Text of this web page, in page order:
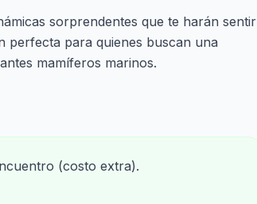
sorprendentes que te harán sentir
perfecta para quienes buscan una
mamíferos marinos.
(costo extra).